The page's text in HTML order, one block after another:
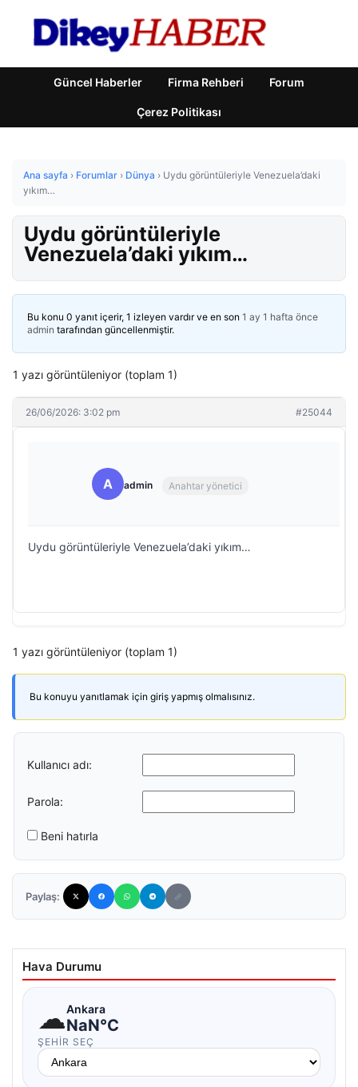
Güncel Haberler Firma Rehberi Forum
Çerez Politikası
Ana sayfa › Forumlar › Dünya › Uydu görüntüleriyle Venezuela’daki
yıkım…
Uydu görüntüleriyle
Venezuela’daki yıkım…
Bu konu 0 yanıt içerir, 1 izleyen vardır ve en son 1 ay 1 hafta önce
admin tarafından güncellenmiştir.
1 yazı görüntüleniyor (toplam 1)
26/06/2026: 3:02 pm #25044
A admin Anahtar yönetici
Uydu görüntüleriyle Venezuela’daki yıkım…
1 yazı görüntüleniyor (toplam 1)
Bu konuyu yanıtlamak için giriş yapmış olmalısınız.
Kullanıcı adı:
Parola:
Beni hatırla
Paylaş:
Hava Durumu
☁Ankara
NaN°C
ŞEHIR SEÇ